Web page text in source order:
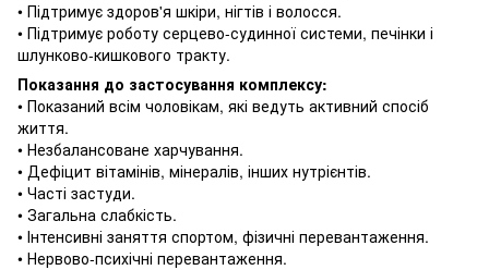
• Підтримує здоров'я шкіри, нігтів і волосся.
• Підтримує роботу серцево-судинної системи, печінки і
шлунково-кишкового тракту.
Показання до застосування комплексу:
• Показаний всім чоловікам, які ведуть активний спосіб
життя.
• Незбалансоване харчування.
• Дефіцит вітамінів, мінералів, інших нутрієнтів.
• Часті застуди.
• Загальна слабкість.
• Інтенсивні заняття спортом, фізичні перевантаження.
• Нервово-психічні перевантаження.